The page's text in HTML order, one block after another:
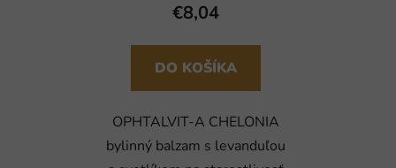
€8,04
DO KOŠÍKA
OPHTALVIT-A CHELONIA
bylinný balzam s levanduľou